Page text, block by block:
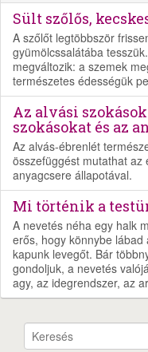
Sült szőlős,
A szőlőt legtöbbször
gyümölcssalátába
megváltozik: a szemek
természetes édességük
Az alvási
szokásokat és az
Az alvás-ébrenlét
összefüggést mutathat az
anyagcsere állapotával.
Mi történik a
A nevetés néha egy halk
erős, hogy könnybe
kapunk levegőt. Bár
gondoljuk, a nevetés
agy, az idegrendszer, az